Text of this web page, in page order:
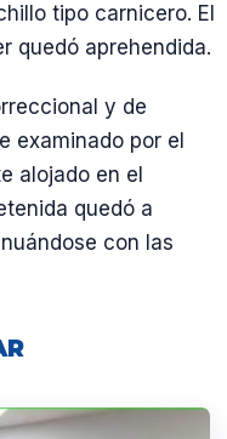
tipo carnicero. El
quedó aprehendida.
y de
examinado por el
alojado en el
quedó a
con las